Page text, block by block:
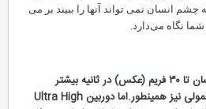
انسان نمی تواند آنها را ببیند بر می
نگاه می‌دارد.
همانطور که می‌دانید، چشم انسان تا ۳۰ فریم (عکس) در ثانیه بیشتر
نمی‌تواند ببیند، دوربین‌های معمولی نیز همینطور.اما دوربین Ultra High